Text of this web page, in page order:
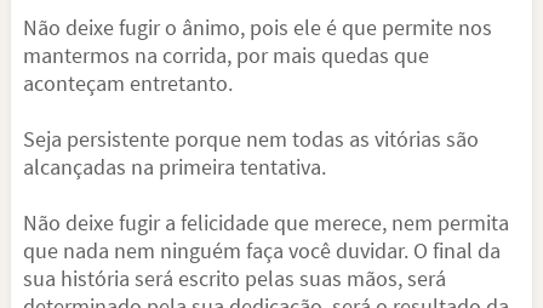
Não deixe fugir o ânimo, pois ele é que permite nos
mantermos na corrida, por mais quedas que
aconteçam entretanto.
Seja persistente porque nem todas as vitórias são
alcançadas na primeira tentativa.
Não deixe fugir a felicidade que merece, nem permita
que nada nem ninguém faça você duvidar. O final da
sua história será escrito pelas suas mãos, será